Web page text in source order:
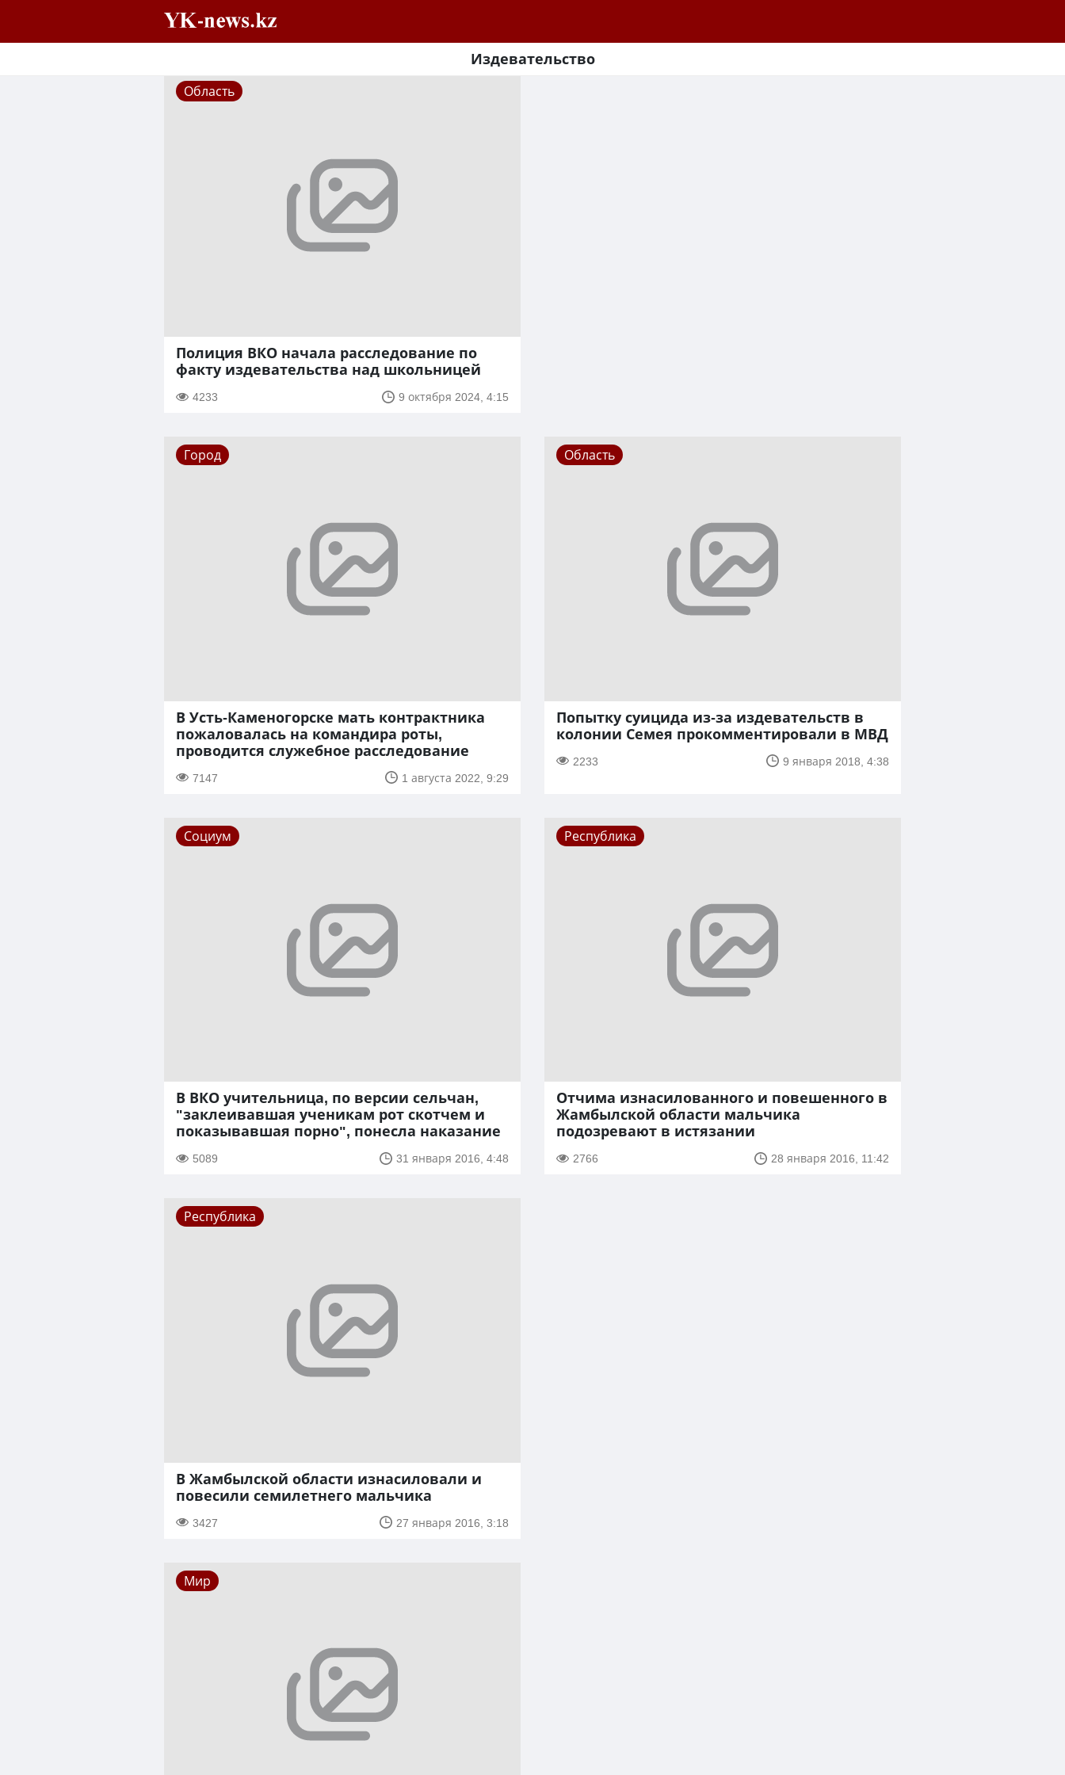
Издевательство
Область
Полиция ВКО начала расследование по
факту издевательства над школьницей
4233 9 октября 2024, 4:15
Город
В Усть-Каменогорске мать контрактника
пожаловалась на командира роты,
проводится служебное расследование
7147 1 августа 2022, 9:29
Область
Попытку суицида из-за издевательств в
колонии Семея прокомментировали в МВД
2233 9 января 2018, 4:38
Социум
В ВКО учительница, по версии сельчан,
"заклеивавшая ученикам рот скотчем и
показывавшая порно", понесла наказание
5089 31 января 2016, 4:48
Республика
Отчима изнасилованного и повешенного в
Жамбылской области мальчика
подозревают в истязании
2766 28 января 2016, 11:42
Республика
В Жамбылской области изнасиловали и
повесили семилетнего мальчика
3427 27 января 2016, 3:18
Мир